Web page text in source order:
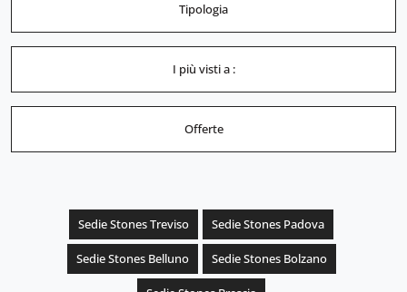
Tipologia
I più visti a :
Offerte
Sedie Stones Treviso Sedie Stones Padova
Sedie Stones Belluno Sedie Stones Bolzano